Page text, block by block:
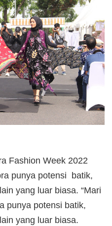
Fashion Week 2022
punya potensi batik,
yang luar biasa. “Mari
punya potensi batik,
yang luar biasa.